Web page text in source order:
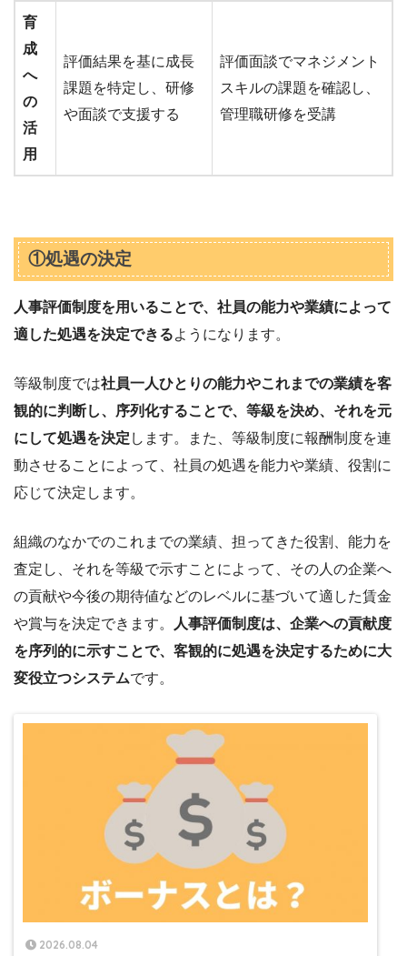
育
成
へ
の
活
用
評価結果を基に成長
課題を特定し、研修
や面談で支援する
評価面談でマネジメント
スキルの課題を確認し、
管理職研修を受講
①処遇の決定
人事評価制度を用いることで、社員の能力や業績によって
適した処遇を決定できるようになります。
等級制度では社員一人ひとりの能力やこれまでの業績を客
観的に判断し、序列化することで、等級を決め、それを元
にして処遇を決定 します。また、等級制度に報酬制度を連
動させることによって、社員の処遇を能力や業績、役割に
応じて決定します。
組織のなかでのこれまでの業績、担ってきた役割、能力を
査定し、それを等級で示すことによって、その人の企業へ
の貢献や今後の期待値などのレベルに基づいて適した賃金
や賞与を決定できます。
人事評価制度は、企業への貢献度
を序列的に示すことで、客観的に処遇を決定するために大
変役立つシステムです。
2026.08.04